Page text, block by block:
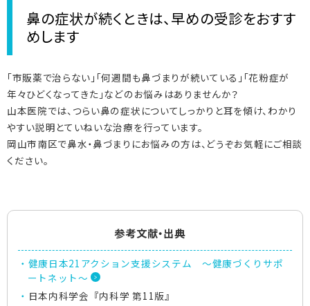
鼻の症状が続くときは、早めの受診をおすす
めします
「市販薬で治らない」「何週間も鼻づまりが続いている」「花粉症が
年々ひどくなってきた」などのお悩みはありませんか？
山本医院では、つらい鼻の症状についてしっかりと耳を傾け、わかり
やすい説明とていねいな治療を行っています。
岡山市南区で鼻水・鼻づまりにお悩みの方は、どうぞお気軽にご相談
ください。
参考文献・出典
健康日本21アクション支援システム ～健康づくりサポ
ートネット～
日本内科学会『内科学 第11版』